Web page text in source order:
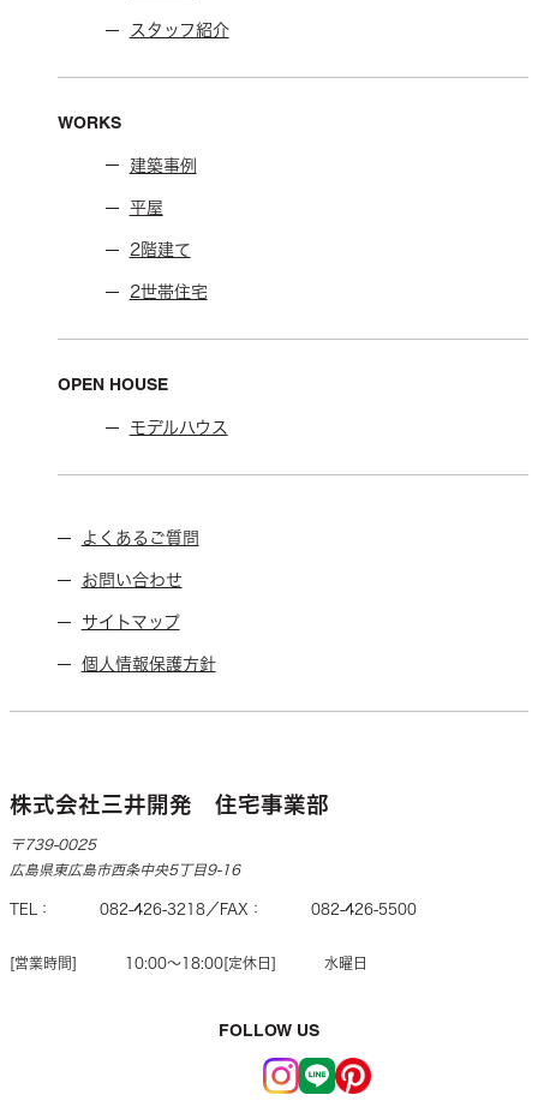
株式会社三井開発 住宅事業部
〒739-0025
広島県東広島市西条中央5丁目9-16
TEL 082-426-3218 FAX 082-426-5500
営業時間 10:00〜18:00 定休日 水曜日
FOLLOW US
スタッフ紹介
WORKS
建築事例
平屋
2階建て
2世帯住宅
OPEN HOUSE
モデルハウス
よくあるご質問
お問い合わせ
サイトマップ
個人情報保護方針